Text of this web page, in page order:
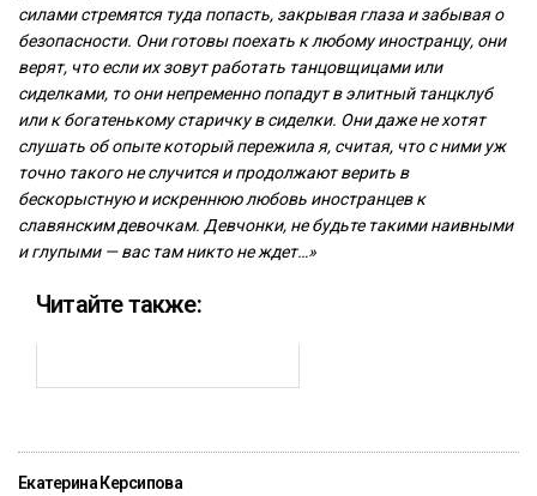
силами стремятся туда попасть, закрывая глаза и забывая о
безопасности. Они готовы поехать к любому иностранцу, они
верят, что если их зовут работать танцовщицами или
сиделками, то они непременно попадут в элитный танцклуб
или к богатенькому старичку в сиделки. Они даже не хотят
слушать об опыте который пережила я, считая, что с ними уж
точно такого не случится и продолжают верить в
бескорыстную и искреннюю любовь иностранцев к
славянским девочкам. Девчонки, не будьте такими наивными
и глупыми — вас там никто не ждет…»
Читайте также:
Екатерина Керсипова